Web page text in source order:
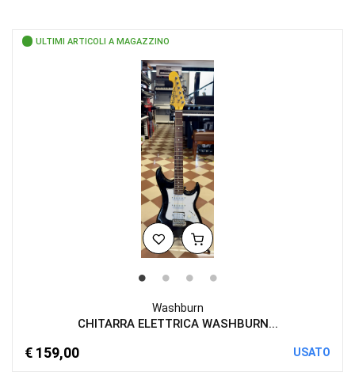
ULTIMI ARTICOLI A MAGAZZINO
Washburn
CHITARRA ELETTRICA WASHBURN...
€ 159,00 USATO